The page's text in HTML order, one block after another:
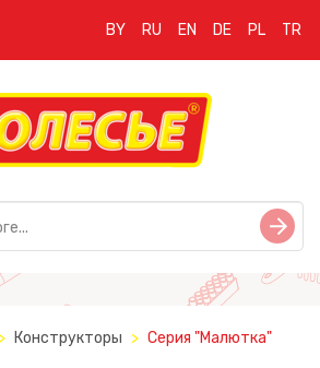
BY RU EN DE PL TR
Конструкторы Серия "Малютка"